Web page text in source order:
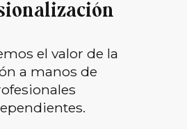
el valor de la
a manos de